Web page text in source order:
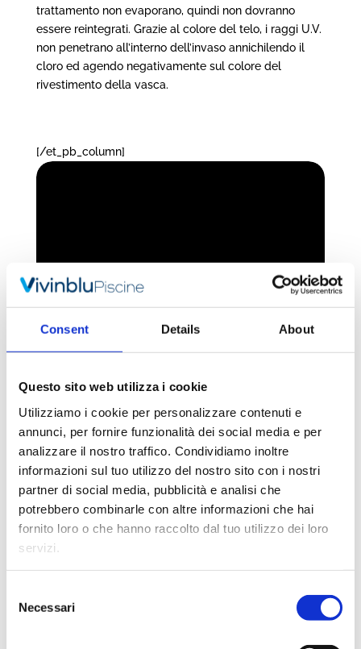
Consent Details About
Questo sito web utilizza i cookie
Utilizziamo i cookie per personalizzare contenuti e
annunci, per fornire funzionalità dei social media e per
analizzare il nostro traffico. Condividiamo inoltre
informazioni sul tuo utilizzo del nostro sito con i nostri
partner di social media, pubblicità e analisi che
potrebbero combinarle con altre informazioni che hai
fornito loro o che hanno raccolto dal tuo utilizzo dei loro
servizi.
Selection
Necessari
trattamento non evaporano, quindi non dovranno
essere reintegrati. Grazie al colore del telo, i raggi U.V.
non penetrano all’interno dell’invaso annichilendo il
cloro ed agendo negativamente sul colore del
rivestimento della vasca.
[/et_pb_column]